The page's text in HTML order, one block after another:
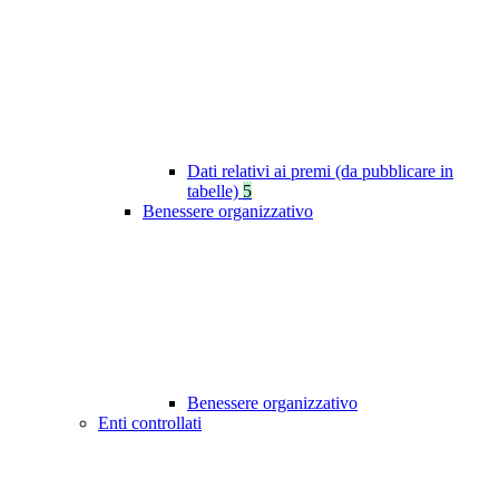
Dati relativi ai premi (da pubblicare in
tabelle) 5
Benessere organizzativo
Benessere organizzativo
Enti controllati